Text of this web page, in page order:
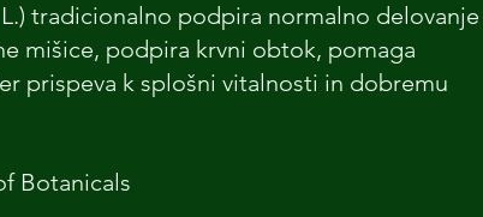
tradicionalno podpira normalno delovanje
mišice, podpira krvni obtok, pomaga
prispeva k splošni vitalnosti in dobremu
Botanicals